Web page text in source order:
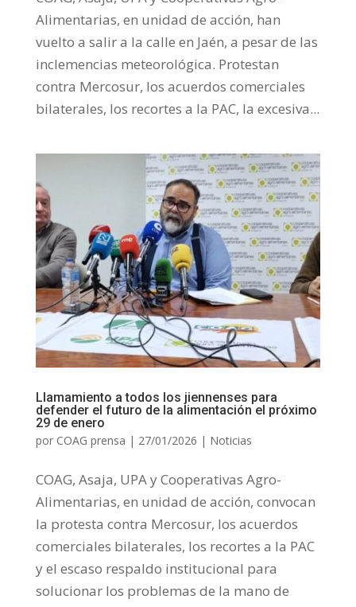
Alimentarias, en unidad de acción, han
vuelto a salir a la calle en Jaén, a pesar de las
inclemencias meteorológica. Protestan
contra Mercosur, los acuerdos comerciales
bilaterales, los recortes a la PAC, la excesiva...
Llamamiento a todos los jiennenses para
defender el futuro de la alimentación el próximo
29 de enero
por COAG prensa | 27/01/2026 | Noticias
COAG, Asaja, UPA y Cooperativas Agro-
Alimentarias, en unidad de acción, convocan
la protesta contra Mercosur, los acuerdos
comerciales bilaterales, los recortes a la PAC
y el escaso respaldo institucional para
solucionar los problemas de la mano de